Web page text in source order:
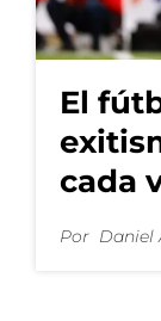
El
cada
Por Daniel